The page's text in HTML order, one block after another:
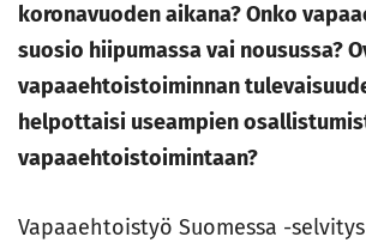
koronavuoden aikana? Onko
suosio hiipumassa vai nousussa?
vapaaehtoistoiminnan
helpottaisi useampien
vapaaehtoistoimintaan?
Vapaaehtoistyö Suomessa -